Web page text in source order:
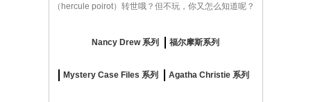
（hercule poirot）转世哦？但不玩，你又怎么知道呢？
Nancy Drew 系列 福尔摩斯系列
Mystery Case Files 系列 Agatha Christie 系列